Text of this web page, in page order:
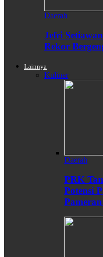
Daerah
Jefri
Rekor
Lainnya
Kuliner
Daerah
PRK
Potensi